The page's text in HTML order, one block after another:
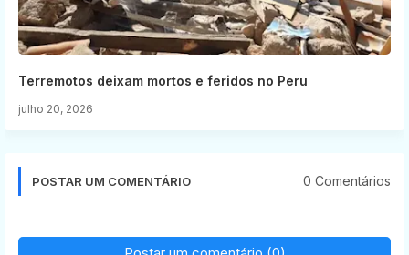
Terremotos deixam mortos e feridos no Peru
julho 20, 2026
POSTAR UM COMENTÁRIO 0 Comentários